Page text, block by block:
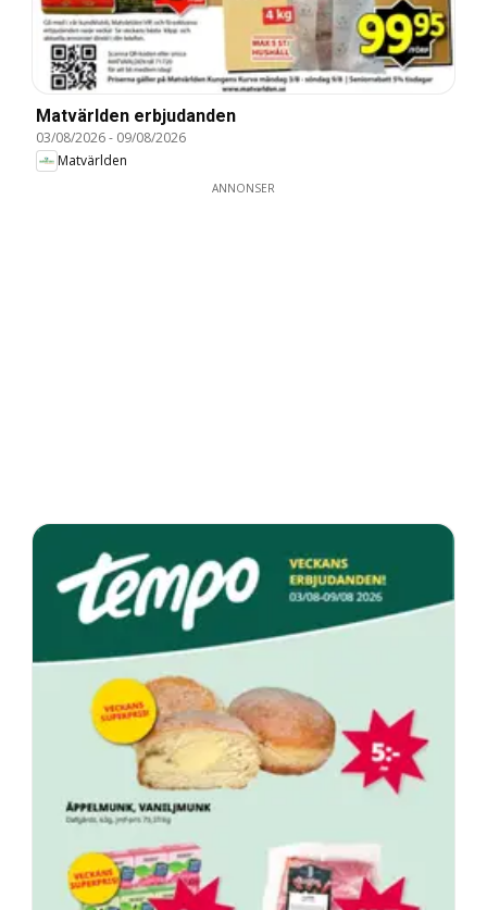
Matvärlden erbjudanden
03/08/2026- 09/08/2026
Matvärlden
ANNONSER